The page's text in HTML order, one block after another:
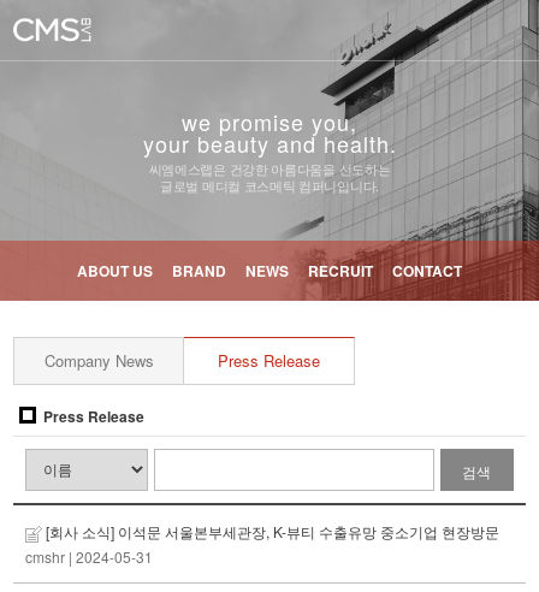
we promise you,
your beauty and health.
씨엠에스랩은 건강한 아름다움을 선도하는
글로벌 메디컬 코스메틱 컴퍼니입니다.
ABOUT US BRAND NEWS RECRUIT CONTACT
Company News Press Release
Press Release
검색
[회사 소식] 이석문 서울본부세관장, K-뷰티 수출유망 중소기업 현장방문
cmshr | 2024-05-31